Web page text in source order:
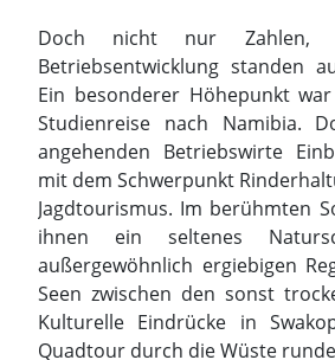
Jagdtourismus. Im berühmten
ihnen ein seltenes
außergewöhnlich ergiebigen
Seen zwischen den sonst
Kulturelle Eindrücke in
Quadtour durch die Wüste
Die Fachschule
diesem Jahr auf eine
zurück und genießt weit
hinaus einen
Teilnehmerinnen und